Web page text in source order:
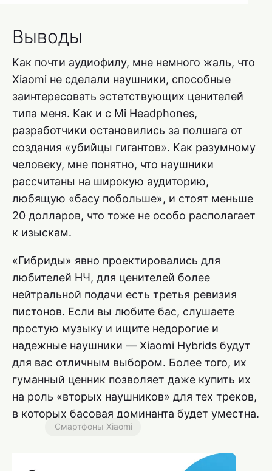
Выводы
Как почти аудиофилу, мне немного жаль, что
Xiaomi не сделали наушники, способные
заинтересовать эстетствующих ценителей
типа меня. Как и с Mi Headphones,
разработчики остановились за полшага от
создания «убийцы гигантов». Как разумному
человеку, мне понятно, что наушники
рассчитаны на широкую аудиторию,
любящую «басу побольше», и стоят меньше
20 долларов, что тоже не особо располагает
к изыскам.
«Гибриды» явно проектировались для
любителей НЧ, для ценителей более
нейтральной подачи есть третья ревизия
пистонов. Если вы любите бас, слушаете
простую музыку и ищите недорогие и
надежные наушники — Xiaomi Hybrids будут
для вас отличным выбором. Более того, их
гуманный ценник позволяет даже купить их
на роль «вторых наушников» для тех треков,
в которых басовая доминанта будет уместна.
Смартфоны Xiaomi